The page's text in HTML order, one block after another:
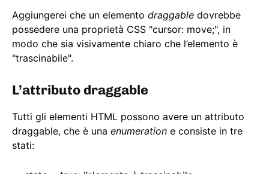
Aggiungerei che un elemento draggable dovrebbe
possedere una proprietà CSS "cursor: move;", in
modo che sia visivamente chiaro che l’elemento è
"trascinabile".
L’attributo draggable
Tutti gli elementi HTML possono avere un attributo
draggable, che è una enumeration e consiste in tre
stati: